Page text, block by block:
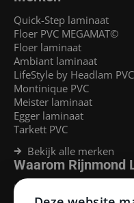
Quick-Step laminaat
Floer PVC MEGAMAT©
Floer laminaat
Ambiant laminaat
LifeStyle by Headlam PVC
Montinique PVC
Meister laminaat
Egger laminaat
Tarkett PVC
Bekijk alle merken
Waarom Rijnmond
Legservice